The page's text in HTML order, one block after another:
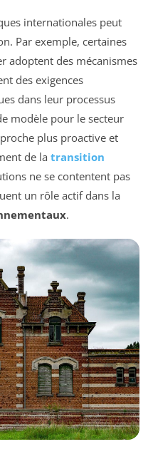
internationales peut
Par exemple, certaines
adoptent des mécanismes
des exigences
dans leur processus
modèle pour le secteur
plus proactive et
de la transition
ne se contentent pas
un rôle actif dans la
.